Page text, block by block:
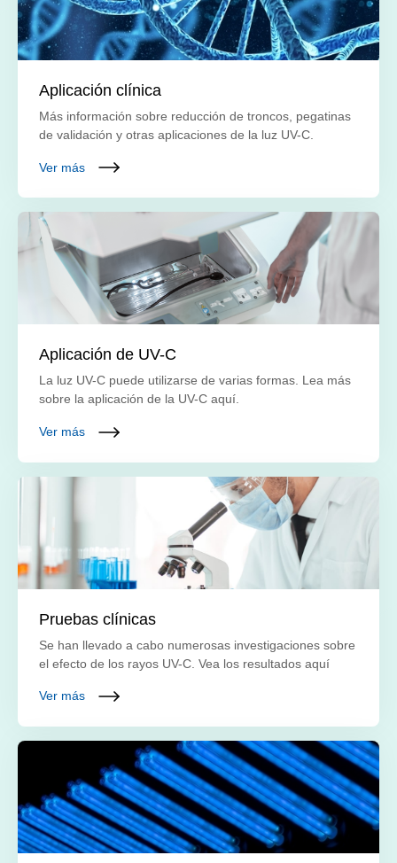
Aplicación clínica
Más información sobre reducción de troncos, pegatinas
de validación y otras aplicaciones de la luz UV-C.
Ver más
Aplicación de UV-C
La luz UV-C puede utilizarse de varias formas. Lea más
sobre la aplicación de la UV-C aquí.
Ver más
Pruebas clínicas
Se han llevado a cabo numerosas investigaciones sobre
el efecto de los rayos UV-C. Vea los resultados aquí
Ver más